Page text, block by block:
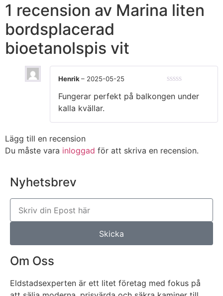
1 recension av Marina liten
bordsplacerad
bioetanolspis vit
Henrik – 2025-05-25
Fungerar perfekt på balkongen under
kalla kvällar.
Lägg till en recension
Du måste vara inloggad för att skriva en recension.
Nyhetsbrev
Skicka
Om Oss
Eldstadsexperten är ett litet företag med fokus på